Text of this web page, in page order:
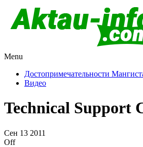
Menu
Достопримечательности
Видео
Technical Support
Сен 13 2011
Off